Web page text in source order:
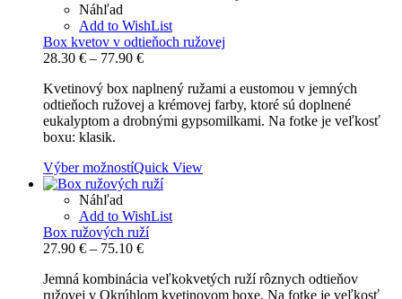
Náhľad
Add to WishList
Box kvetov v odtieňoch ružovej
28.30 € – 77.90 €Price
28.30 €
through
77.90 €
Kvetinový box naplnený ružami a eustomou v jemných
odtieňoch ružovej a krémovej farby, ktoré sú doplnené
eukalyptom a drobnými gypsomilkami. Na fotke je veľkosť
boxu: klasik.
Výber možnostíQuick View
Náhľad
Add to WishList
Box ružových ruží
27.90 € – 75.10 €Price
27.90 €
through
Jemná kombinácia veľkokvetých ruží rôznych odtieňov
ružovej v Okrúhlom kvetinovom boxe. Na fotke je veľkosť